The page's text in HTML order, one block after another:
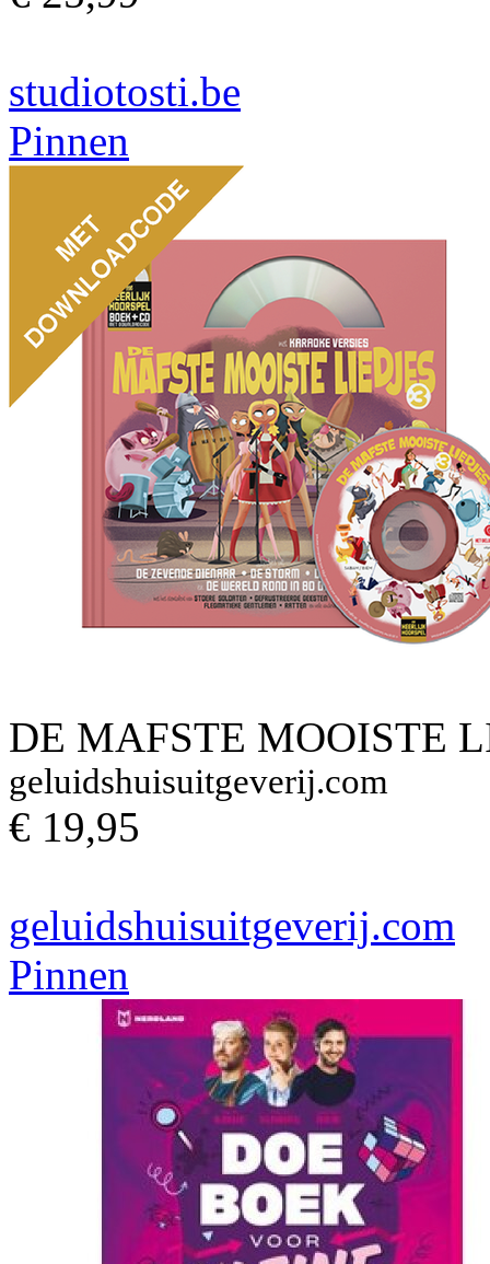
studiotosti.be
Pinnen
DE MAFSTE MOOISTE
geluidshuisuitgeverij.com
€ 19,95
geluidshuisuitgeverij.com
Pinnen